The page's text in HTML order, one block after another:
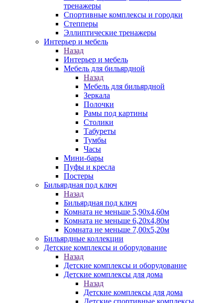
тренажеры
Спортивные комплексы и городки
Степперы
Эллиптические тренажеры
Интерьер и мебель
Назад
Интерьер и мебель
Мебель для бильярдной
Назад
Мебель для бильярдной
Зеркала
Полочки
Рамы под картины
Столики
Табуреты
Тумбы
Часы
Мини-бары
Пуфы и кресла
Постеры
Бильярдная под ключ
Назад
Бильярдная под ключ
Комната не меньше 5,90х4,60м
Комната не меньше 6,20х4,80м
Комната не меньше 7,00х5,20м
Бильярдные коллекции
Детские комплексы и оборудование
Назад
Детские комплексы и оборудование
Детские комплексы для дома
Назад
Детские комплексы для дома
Детские спортивные комплексы